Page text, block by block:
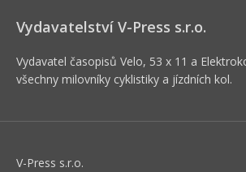
Vydavatelství V-Press s.r.o.
Vydavatel časopisů Velo, 53 x 11 a
všechny milovníky cyklistiky a jízdních kol.
V-Press s.r.o.